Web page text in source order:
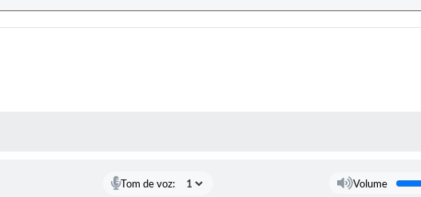
Tom de voz: Volume